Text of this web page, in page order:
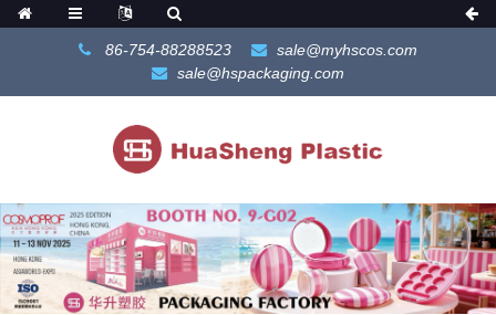
86-754-88288523
sale@myhscos.com
sale@hspackaging.com